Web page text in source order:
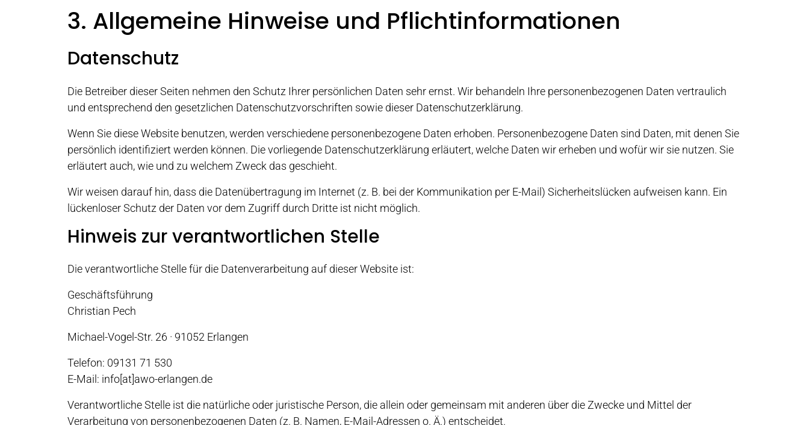
3. Allgemeine Hinweise und Pflicht­informationen
Datenschutz
Die Betreiber dieser Seiten nehmen den Schutz Ihrer persönlichen Daten sehr ernst. Wir behandeln Ihre personenbezogenen Daten vertraulich
und entsprechend den gesetzlichen Datenschutzvorschriften sowie dieser Datenschutzerklärung.
Wenn Sie diese Website benutzen, werden verschiedene personenbezogene Daten erhoben. Personenbezogene Daten sind Daten, mit denen Sie
persönlich identifiziert werden können. Die vorliegende Datenschutzerklärung erläutert, welche Daten wir erheben und wofür wir sie nutzen. Sie
erläutert auch, wie und zu welchem Zweck das geschieht.
Wir weisen darauf hin, dass die Datenübertragung im Internet (z. B. bei der Kommunikation per E-Mail) Sicherheitslücken aufweisen kann. Ein
lückenloser Schutz der Daten vor dem Zugriff durch Dritte ist nicht möglich.
Hinweis zur verantwortlichen Stelle
Die verantwortliche Stelle für die Datenverarbeitung auf dieser Website ist:
Geschäftsführung
Christian Pech
Michael-Vogel-Str. 26 · 91052 Erlangen
Telefon: 09131 71 530
E-Mail: info[at]awo-erlangen.de
Verantwortliche Stelle ist die natürliche oder juristische Person, die allein oder gemeinsam mit anderen über die Zwecke und Mittel der
Verarbeitung von personenbezogenen Daten (z. B. Namen, E-Mail-Adressen o. Ä.) entscheidet.